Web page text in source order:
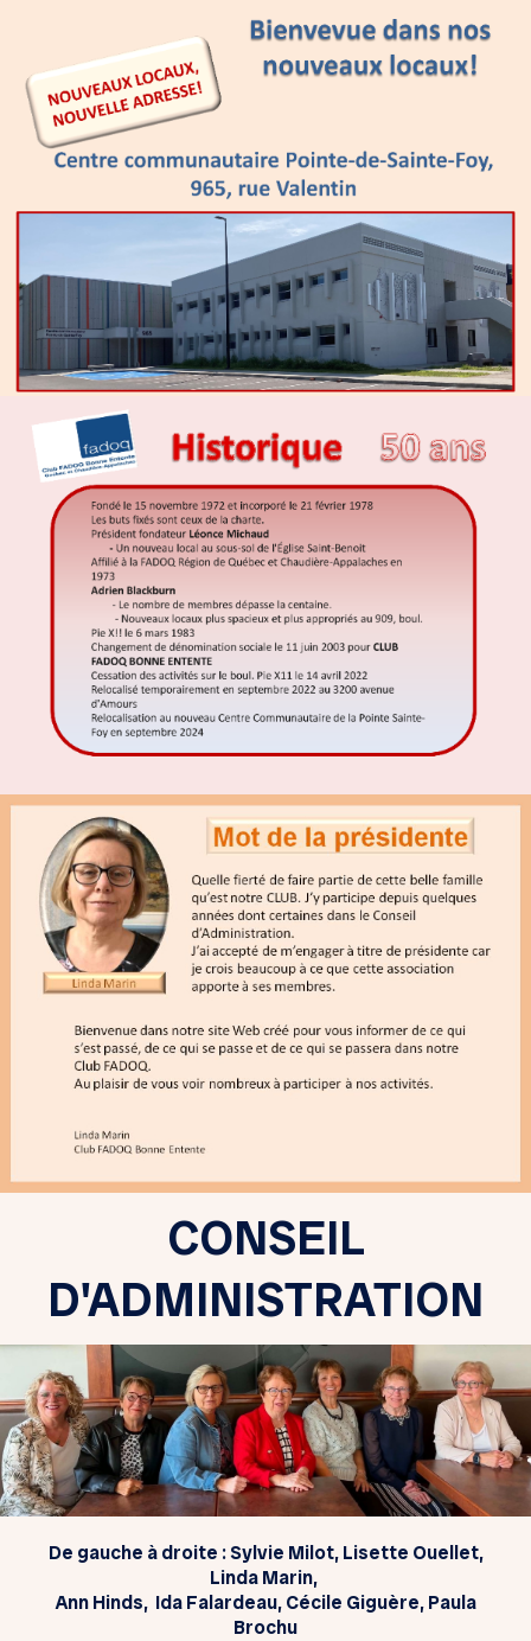
CONSEIL
D'ADMINISTRATION
De gauche à droite : Sylvie Milot, Lisette Ouellet,
Linda Marin,
Ann Hinds, Ida Falardeau, Cécile Giguère, Paula
Brochu